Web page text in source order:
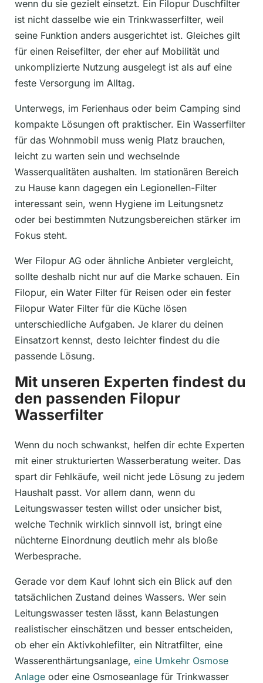
wenn du sie gezielt einsetzt. Ein Filopur Duschfilter
ist nicht dasselbe wie ein Trinkwasserfilter, weil
seine Funktion anders ausgerichtet ist. Gleiches gilt
für einen Reisefilter, der eher auf Mobilität und
unkomplizierte Nutzung ausgelegt ist als auf eine
feste Versorgung im Alltag.
Unterwegs, im Ferienhaus oder beim Camping sind
kompakte Lösungen oft praktischer. Ein Wasserfilter
für das Wohnmobil muss wenig Platz brauchen,
leicht zu warten sein und wechselnde
Wasserqualitäten aushalten. Im stationären Bereich
zu Hause kann dagegen ein Legionellen-Filter
interessant sein, wenn Hygiene im Leitungsnetz
oder bei bestimmten Nutzungsbereichen stärker im
Fokus steht.
Wer Filopur AG oder ähnliche Anbieter vergleicht,
sollte deshalb nicht nur auf die Marke schauen. Ein
Filopur, ein Water Filter für Reisen oder ein fester
Filopur Water Filter für die Küche lösen
unterschiedliche Aufgaben. Je klarer du deinen
Einsatzort kennst, desto leichter findest du die
passende Lösung.
Mit unseren Experten findest du
den passenden Filopur
Wasserfilter
Wenn du noch schwankst, helfen dir echte Experten
mit einer strukturierten Wasserberatung weiter. Das
spart dir Fehlkäufe, weil nicht jede Lösung zu jedem
Haushalt passt. Vor allem dann, wenn du
Leitungswasser testen willst oder unsicher bist,
welche Technik wirklich sinnvoll ist, bringt eine
nüchterne Einordnung deutlich mehr als bloße
Werbesprache.
Gerade vor dem Kauf lohnt sich ein Blick auf den
tatsächlichen Zustand deines Wassers. Wer sein
Leitungswasser testen lässt, kann Belastungen
realistischer einschätzen und besser entscheiden,
ob eher ein Aktivkohlefilter, ein Nitratfilter, eine
Wasserenthärtungsanlage, eine Umkehr Osmose
Anlage oder eine Osmoseanlage für Trinkwasser